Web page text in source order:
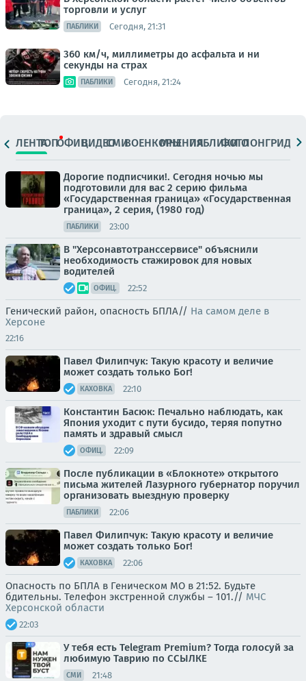
торговли и услуг
ПАБЛИКИ Сегодня, 21:31
360 км/ч, миллиметры до асфальта и ни
секунды на страх
ПАБЛИКИ Сегодня, 21:24
ЛЕНТАТОПОФИЦ.ВИДЕОСМИВОЕНКОРЫМНЕНИЯПАБЛИКИ
ФОТОЛОНГРИДЫ
Дорогие подписчики!. Сегодня ночью мы
подготовили для вас 2 серию фильма
«Государственная граница» «Государственная
граница», 2 серия, (1980 год)
ПАБЛИКИ 23:00
В "Херсонавтотранссервисе" объяснили
необходимость стажировок для новых
водителей
ОФИЦ. 22:52
Генический район, опасность БПЛА// На самом деле в
Херсоне
22:16
Павел Филипчук: Такую красоту и величие
может создать только Бог!
КАХОВКА 22:10
Константин Басюк: Печально наблюдать, как
Япония уходит с пути бусидо, теряя попутно
память и здравый смысл
ОФИЦ. 22:09
После публикации в «Блокноте» открытого
письма жителей Лазурного губернатор поручил
организовать выездную проверку
ПАБЛИКИ 22:06
Павел Филипчук: Такую красоту и величие
может создать только Бог!
КАХОВКА 22:06
Опасность по БПЛА в Геническом МО в 21:52. Будьте
бдительны. Телефон экстренной службы – 101.// МЧС
Херсонской области
22:03
У тебя есть Telegram Premium? Тогда голосуй за
любимую Таврию по ССЫЛКЕ
СМИ 21:48